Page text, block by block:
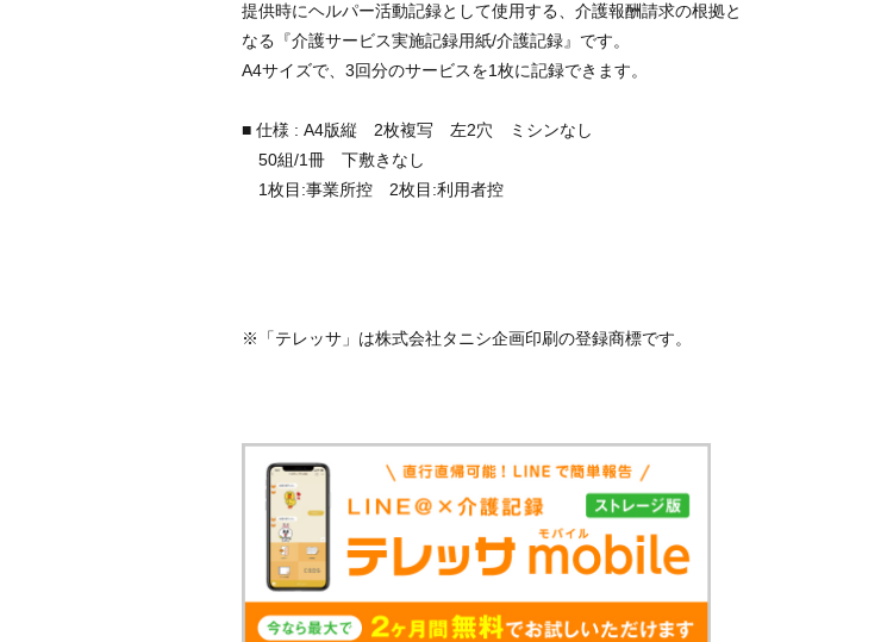
提供時にヘルパー活動記録として使用する、介護報酬請求の根拠と
なる『介護サービス実施記録用紙/介護記録』です。
A4サイズで、3回分のサービスを1枚に記録できます。
■ 仕様 : A4版縦 2枚複写 左2穴 ミシンなし
50組/1冊 下敷きなし
1枚目:事業所控 2枚目:利用者控
※「テレッサ」は株式会社タニシ企画印刷の登録商標です。